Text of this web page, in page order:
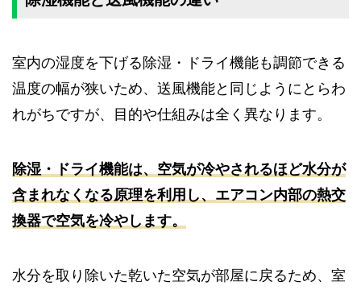
室内の湿度を下げる除湿・ドライ機能も調節できる
温度の幅が狭いため、送風機能と同じようにとらわ
れがちですが、目的や仕組みは全く異なります。
除湿・ドライ機能は、空気が冷やされるほど水分が
含まれなくなる原理を利用し、エアコン内部の熱交
換器で空気を冷やします。
水分を取り除いた乾いた空気が部屋に戻るため、室